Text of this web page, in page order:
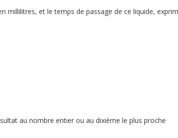
et le temps de passage de ce liquide,
au nombre entier ou au dixième le plus proche